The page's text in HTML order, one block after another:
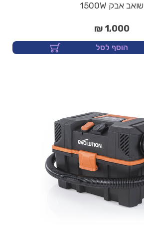
שואב אבק 1500W
1,000 ₪
הוסף לסל